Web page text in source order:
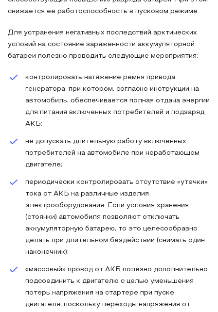
снижается ее работоспособность в пусковом режиме.
Для устранения негативных последствий арктических
условий на состояние заряженности аккумуляторной
батареи полезно проводить следующие мероприятия:
контролировать натяжение ремня привода
генератора, при котором, согласно инструкции на
автомобиль, обеспечивается полная отдача энергии
для питания включенных потребителей и подзаряд
АКБ;
не допускать длительную работу включенных
потребителей на автомобиле при неработающем
двигателе;
периодически контролировать отсутствие «утечки»
тока от АКБ на различные изделия
электрооборудования. Если условия хранения
(стоянки) автомобиля позволяют отключать
аккумуляторную батарею, то это целесообразно
делать при длительном бездействии (снимать один
наконечник);
«массовый» провод от АКБ полезно дополнительно
подсоединить к двигателю с целью уменьшения
потерь напряжения на стартере при пуске
двигателя, поскольку переходы напряжения от